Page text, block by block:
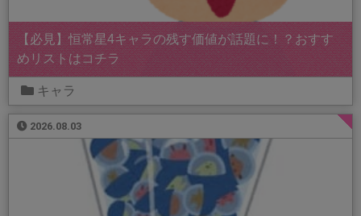
【必見】恒常星4キャラの残す価値が話題に！？おすす
めリストはコチラ
キャラ
2026.08.03